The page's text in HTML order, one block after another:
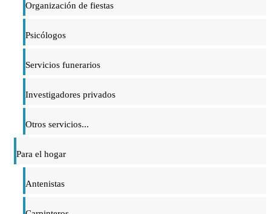
Organización de fiestas
Psicólogos
Servicios funerarios
Investigadores privados
Otros servicios...
Para el hogar
Antenistas